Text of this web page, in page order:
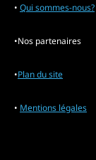
• Qui sommes-nous?
•Nos partenaires
•Plan du site
• Mentions légales